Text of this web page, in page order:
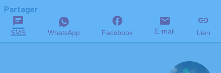
Partager
SMS WhatsApp Facebook E-mail Lien